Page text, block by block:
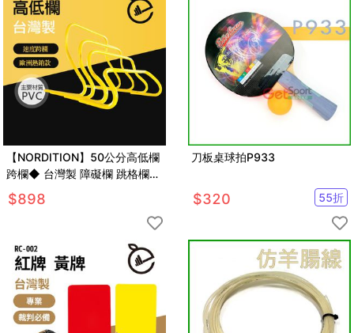
【NORDITION】50公分高低欄
跨欄◆ 台灣製 障礙欄 跳格欄
小欄架 直排輪 足球訓練 田徑 敏
捷度
$898
刀板桌球拍P933
$320 55折